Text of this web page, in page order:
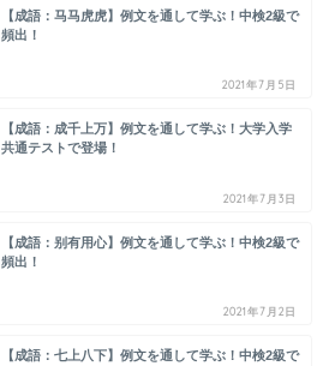
【成語：马马虎虎】例文を通して学ぶ！中検2級で
頻出！
2021年7月5日
【成語：成千上万】例文を通して学ぶ！大学入学
共通テストで登場！
2021年7月3日
【成語：别有用心】例文を通して学ぶ！中検2級で
頻出！
2021年7月2日
【成語：七上八下】例文を通して学ぶ！中検2級で